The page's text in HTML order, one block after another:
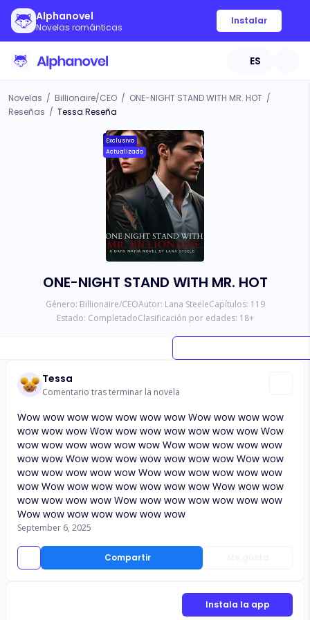
Alphanovel
Novelas románticas
Instalar
ES
Novelas / Billionaire/CEO / ONE-NIGHT STAND WITH MR. HOT /
Reseñas / Tessa Reseña
Exclusivo
Actualizado
ONE-NIGHT STAND WITH MR. HOT
Género: Billionaire/CEOAutor: Lana SteeleCapítulos: 119
Estado: CompletadoClasificación por edades: 18+
Tessa
Comentario tras terminar la novela
Compartir
Wow wow wow wow wow wow wow Wow wow wow wow
wow wow wow Wow wow wow wow wow wow wow Wow
wow wow wow wow wow wow Wow wow wow wow wow
wow wow Wow wow wow wow wow wow wow Wow wow
wow wow wow wow wow Wow wow wow wow wow wow
wow Wow wow wow wow wow wow wow Wow wow wow
wow wow wow wow Wow wow wow wow wow wow wow
Wow wow wow wow wow wow wow
September 6, 2025
Instala la app